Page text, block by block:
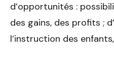
d’opportunités :
des gains, des profits ;
l’instruction des